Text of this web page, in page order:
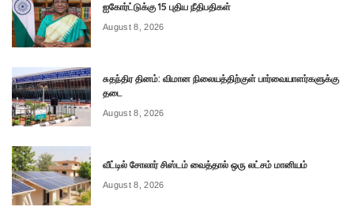
ஐகோர்ட்டுக்கு 15 புதிய நீதிபதிகள்
August 8, 2026
சுதந்திர தினம்: விமான நிலையத்திற்குள் பார்வையாளர்களுக்கு
தடை
August 8, 2026
வீட்டில் சோலார் சிஸ்டம் வைத்தால் ஒரு லட்சம் மானியம்
August 8, 2026